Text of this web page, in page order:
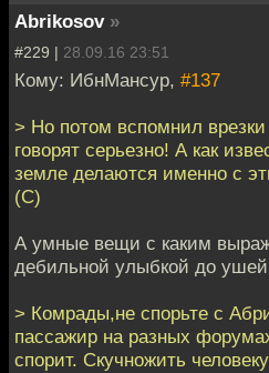
Abrikosov »
#229 | 28.09.16 23:51
Кому: ИбнМансур, #137
> Но потом вспомнил
говорят серьезно! А как
земле делаются именно с
(С)
А умные вещи с каким
дебильной улыбкой до
> Комрады,не спорьте с
пассажир на разных
спорит. Скучножить